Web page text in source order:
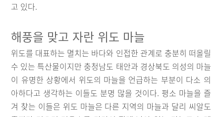
고 있다.
해풍을 맞고 자란 위도 마늘
위도를 대표하는 멸치는 바다와 인접한 관계로 충분히 떠올릴
수 있는 특산물이지만 충청남도 태안과 경상북도 의성의 마늘
이 유명한 상황에서 위도의 마늘을 언급하는 부분이 다소 의
아하다고 생각하는 이들도 분명 많을 것이다. 평소 마늘을 즐
겨 찾는 이들은 위도 마늘은 다른 지역의 마늘과 달리 씨알도